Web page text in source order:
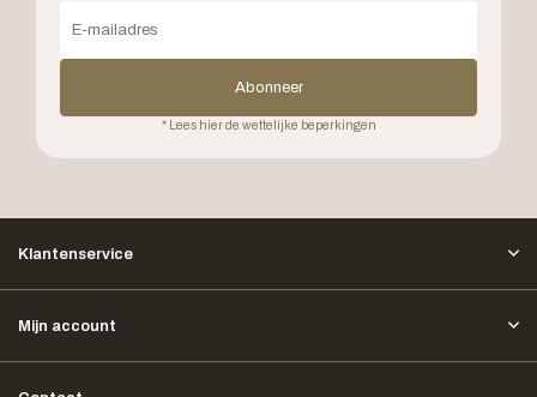
Abonneer
* Lees hier de wettelijke beperkingen
Klantenservice
Mijn account